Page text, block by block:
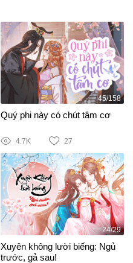
45/158
Quý phi này có chút tâm cơ
4.7K 27
24/29
Xuyên không lười biếng: Ngủ
trước, gả sau!